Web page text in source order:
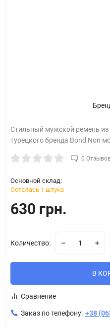
Стильный мужской ремень
турецкого бренда Bond Non
0
Основной склад:
Осталась 1 штука
630 грн.
Количество:
В
Сравнение
Заказ по телефону: +38